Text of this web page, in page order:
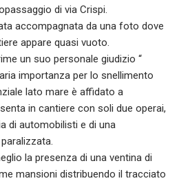
di via Crispi.
accompagnata da una foto dove
appare quasi vuoto.
un suo personale giudizio “
importanza per lo snellimento
lato mare è affidato a
in cantiere con soli due operai,
di automobilisti e di una
la presenza di una ventina di
mansioni distribuendo il tracciato